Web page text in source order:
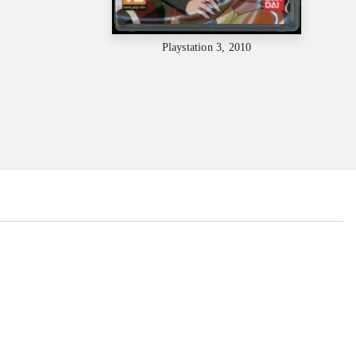
Playstation 3, 2010